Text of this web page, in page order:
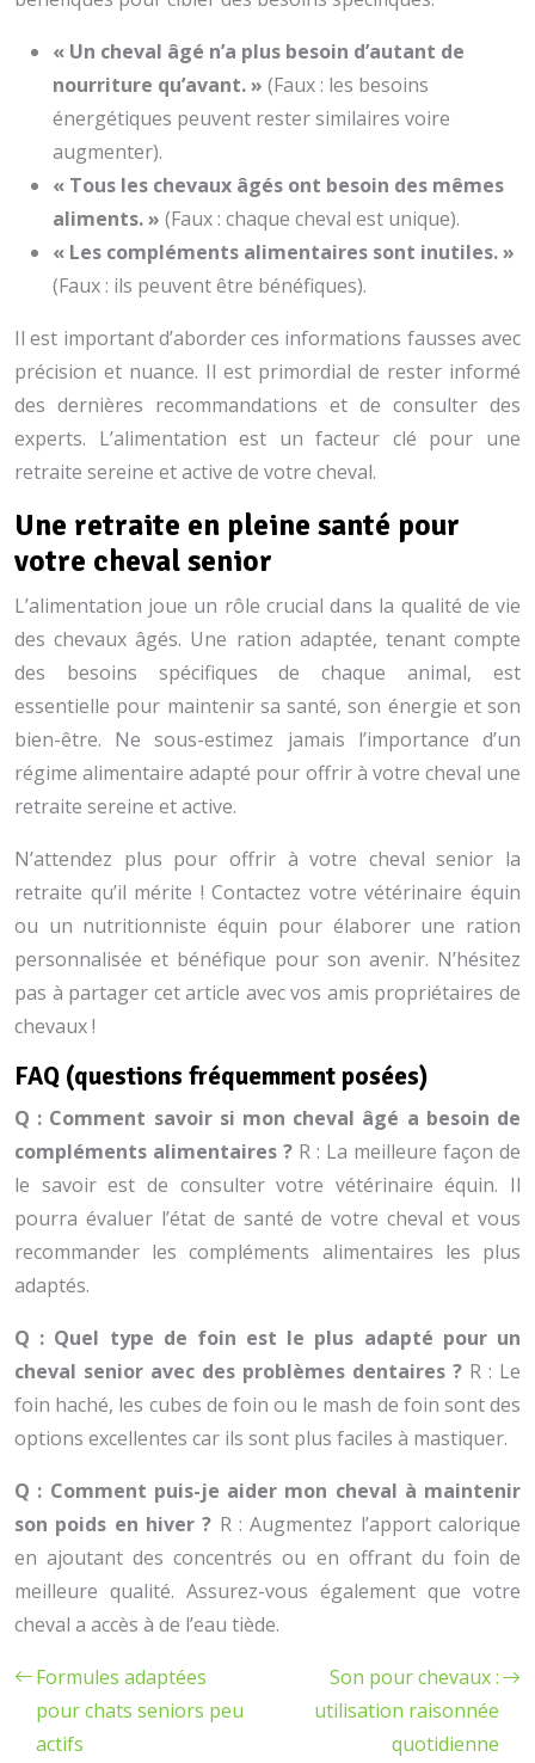
« Un cheval âgé n’a plus besoin d’autant de
nourriture qu’avant. » (Faux : les besoins
énergétiques peuvent rester similaires voire
augmenter).
« Tous les chevaux âgés ont besoin des mêmes
aliments. » (Faux : chaque cheval est unique).
« Les compléments alimentaires sont inutiles. »
(Faux : ils peuvent être bénéfiques).
Il est important d’aborder ces informations fausses avec
précision et nuance. Il est primordial de rester informé
des dernières recommandations et de consulter des
experts. L’alimentation est un facteur clé pour une
retraite sereine et active de votre cheval.
Une retraite en pleine santé pour
votre cheval senior
L’alimentation joue un rôle crucial dans la qualité de vie
des chevaux âgés. Une ration adaptée, tenant compte
des besoins spécifiques de chaque animal, est
essentielle pour maintenir sa santé, son énergie et son
bien-être. Ne sous-estimez jamais l’importance d’un
régime alimentaire adapté pour offrir à votre cheval une
retraite sereine et active.
N’attendez plus pour offrir à votre cheval senior la
retraite qu’il mérite ! Contactez votre vétérinaire équin
ou un nutritionniste équin pour élaborer une ration
personnalisée et bénéfique pour son avenir. N’hésitez
pas à partager cet article avec vos amis propriétaires de
chevaux !
FAQ (questions fréquemment posées)
Q : Comment savoir si mon cheval âgé a besoin de
compléments alimentaires ? R : La meilleure façon de
le savoir est de consulter votre vétérinaire équin. Il
pourra évaluer l’état de santé de votre cheval et vous
recommander les compléments alimentaires les plus
adaptés.
Q : Quel type de foin est le plus adapté pour un
cheval senior avec des problèmes dentaires ? R : Le
foin haché, les cubes de foin ou le mash de foin sont des
options excellentes car ils sont plus faciles à mastiquer.
Q : Comment puis-je aider mon cheval à maintenir
son poids en hiver ? R : Augmentez l’apport calorique
en ajoutant des concentrés ou en offrant du foin de
meilleure qualité. Assurez-vous également que votre
cheval a accès à de l’eau tiède.
Formules adaptées
pour chats seniors peu
actifs
Son pour chevaux :
utilisation raisonnée
quotidienne